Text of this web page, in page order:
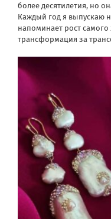
более десятилетия, но
Каждый год я выпускаю
напоминает рост
трансформация за